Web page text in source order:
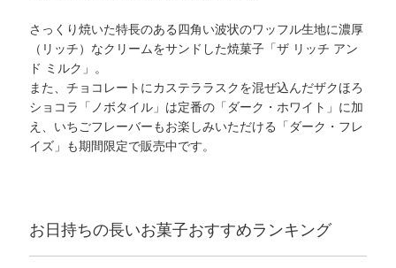
さっくり焼いた特長のある四角い波状のワッフル生地に濃厚
（リッチ）なクリームをサンドした焼菓子「ザ リッチ アン
ド ミルク」。
また、チョコレートにカステララスクを混ぜ込んだザクほろ
ショコラ「ノボタイル」は定番の「ダーク・ホワイト」に加
え、いちごフレーバーもお楽しみいただける「ダーク・フレ
イズ」も期間限定で販売中です。
お日持ちの長いお菓子おすすめランキング